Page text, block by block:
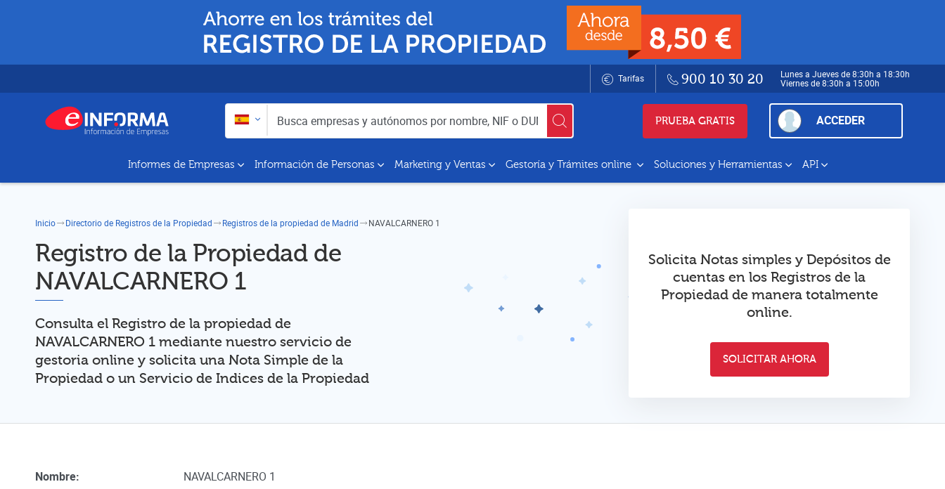
Tarifas 900 10 30 20
Lunes a Jueves de 8:30h a 18:30h
Viernes de 8:30h a 15:00h
PRUEBA GRATIS ACCEDER
Informes de Empresas Información de Personas Marketing y Ventas Gestoría y Trámites online Soluciones y Herramientas API
Inicio Directorio de Registros de la Propiedad Registros de la propiedad de Madrid NAVALCARNERO 1
Registro de la Propiedad de
NAVALCARNERO 1
Consulta el Registro de la propiedad de
NAVALCARNERO 1 mediante nuestro servicio de
gestoria online y solicita una Nota Simple de la
Propiedad o un Servicio de Indices de la Propiedad
Solicita Notas simples y Depósitos de
cuentas en los Registros de la
Propiedad de manera totalmente
online.
SOLICITAR AHORA
Nombre:
NAVALCARNERO 1